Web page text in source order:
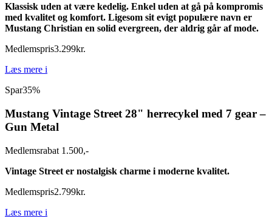
Klassisk uden at være kedelig. Enkel uden at gå på kompromis
med kvalitet og komfort. Ligesom sit evigt populære navn er
Mustang Christian en solid evergreen, der aldrig går af mode.
Medlemspris3.299kr.
Læs mere i
Spar35%
Mustang Vintage Street 28" herrecykel med 7 gear –
Gun Metal
Medlemsrabat 1.500,-
Vintage Street er nostalgisk charme i moderne kvalitet.
Medlemspris2.799kr.
Læs mere i